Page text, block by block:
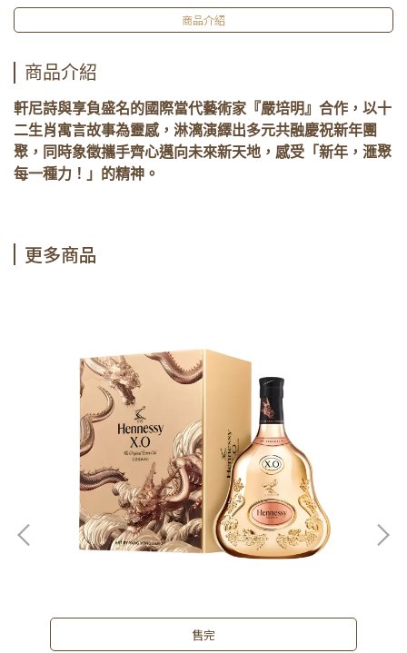
商品介紹
商品介紹
軒尼詩與享負盛名的國際當代藝術家『嚴培明』合作，以十
二生肖寓言故事為靈感，淋漓演繹出多元共融慶祝新年團
聚，同時象徵攜手齊心邁向未來新天地，感受「新年，滙聚
每一種力！」的精神。
更多商品
售完